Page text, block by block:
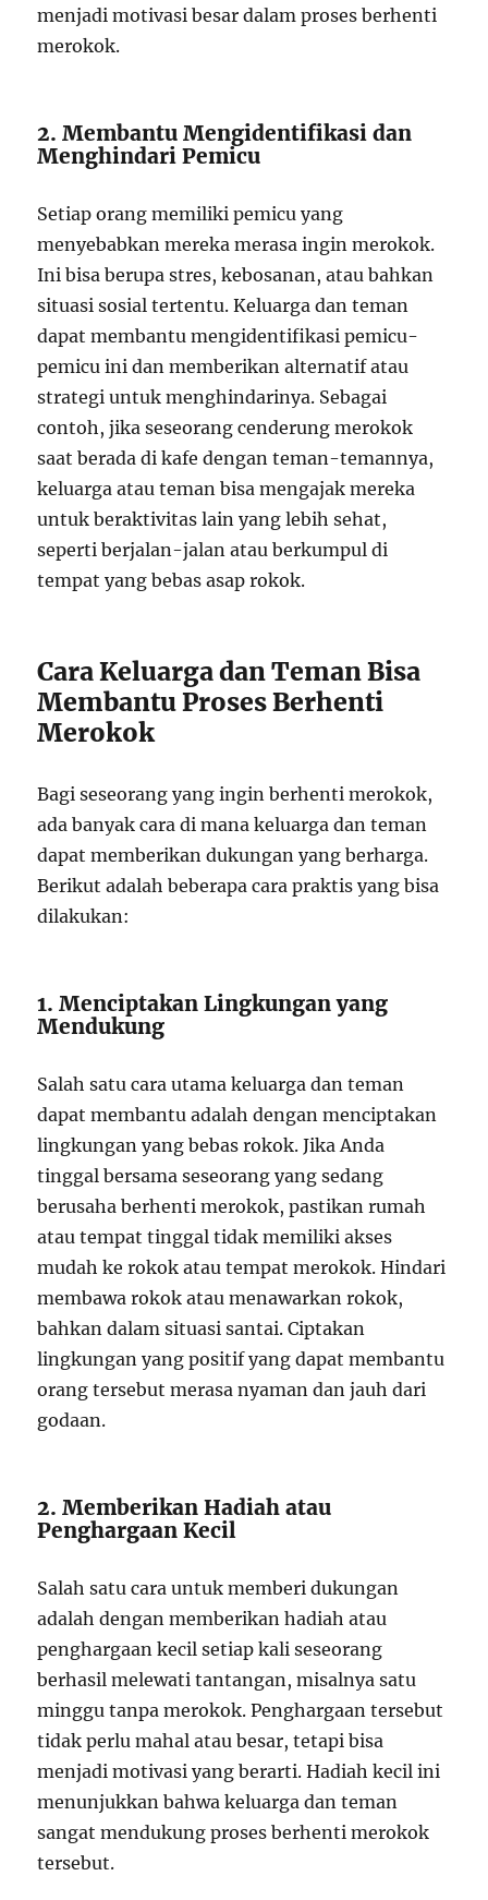
menjadi motivasi besar dalam proses berhenti
merokok.
2. Membantu Mengidentifikasi dan
Menghindari Pemicu
Setiap orang memiliki pemicu yang
menyebabkan mereka merasa ingin merokok.
Ini bisa berupa stres, kebosanan, atau bahkan
situasi sosial tertentu. Keluarga dan teman
dapat membantu mengidentifikasi pemicu-
pemicu ini dan memberikan alternatif atau
strategi untuk menghindarinya. Sebagai
contoh, jika seseorang cenderung merokok
saat berada di kafe dengan teman-temannya,
keluarga atau teman bisa mengajak mereka
untuk beraktivitas lain yang lebih sehat,
seperti berjalan-jalan atau berkumpul di
tempat yang bebas asap rokok.
Cara Keluarga dan Teman Bisa
Membantu Proses Berhenti
Merokok
Bagi seseorang yang ingin berhenti merokok,
ada banyak cara di mana keluarga dan teman
dapat memberikan dukungan yang berharga.
Berikut adalah beberapa cara praktis yang bisa
dilakukan:
1. Menciptakan Lingkungan yang
Mendukung
Salah satu cara utama keluarga dan teman
dapat membantu adalah dengan menciptakan
lingkungan yang bebas rokok. Jika Anda
tinggal bersama seseorang yang sedang
berusaha berhenti merokok, pastikan rumah
atau tempat tinggal tidak memiliki akses
mudah ke rokok atau tempat merokok. Hindari
membawa rokok atau menawarkan rokok,
bahkan dalam situasi santai. Ciptakan
lingkungan yang positif yang dapat membantu
orang tersebut merasa nyaman dan jauh dari
godaan.
2. Memberikan Hadiah atau
Penghargaan Kecil
Salah satu cara untuk memberi dukungan
adalah dengan memberikan hadiah atau
penghargaan kecil setiap kali seseorang
berhasil melewati tantangan, misalnya satu
minggu tanpa merokok. Penghargaan tersebut
tidak perlu mahal atau besar, tetapi bisa
menjadi motivasi yang berarti. Hadiah kecil ini
menunjukkan bahwa keluarga dan teman
sangat mendukung proses berhenti merokok
tersebut.